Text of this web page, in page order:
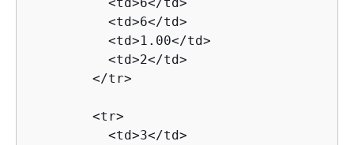
          <td>6</td>
          <td>1.00</td>
          <td>2</td>
        </tr>
        <tr>
          <td>3</td>